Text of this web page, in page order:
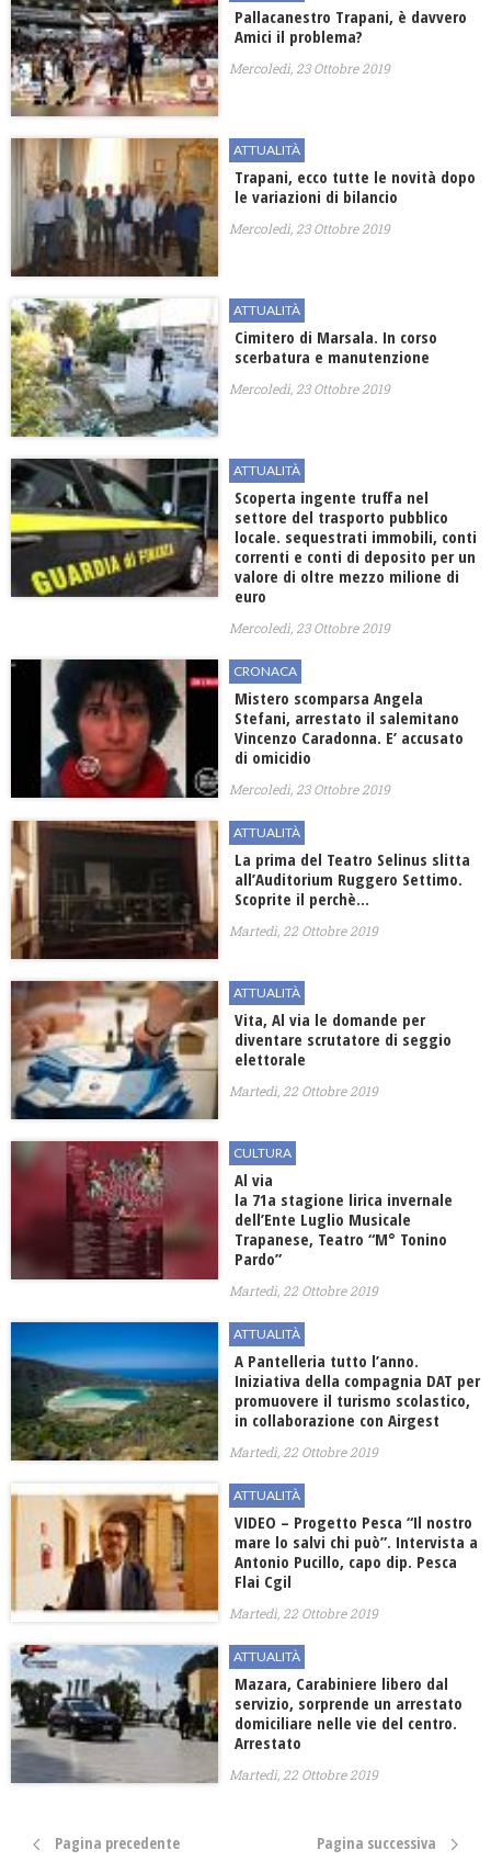
Pallacanestro Trapani, è davvero
Amici il problema?
Mercoledì, 23 Ottobre 2019
ATTUALITÀ
Trapani, ecco tutte le novità dopo
le variazioni di bilancio
Mercoledì, 23 Ottobre 2019
ATTUALITÀ
Cimitero di Marsala. In corso
scerbatura e manutenzione
Mercoledì, 23 Ottobre 2019
ATTUALITÀ
Scoperta ingente truffa nel
settore del trasporto pubblico
locale. sequestrati immobili, conti
correnti e conti di deposito per un
valore di oltre mezzo milione di
euro
Mercoledì, 23 Ottobre 2019
CRONACA
Mistero scomparsa Angela
Stefani, arrestato il salemitano
Vincenzo Caradonna. E’ accusato
di omicidio
Mercoledì, 23 Ottobre 2019
ATTUALITÀ
La prima del Teatro Selinus slitta
all’Auditorium Ruggero Settimo.
Scoprite il perchè…
Martedì, 22 Ottobre 2019
ATTUALITÀ
Vita, Al via le domande per
diventare scrutatore di seggio
elettorale
Martedì, 22 Ottobre 2019
CULTURA
Al via
la 71a stagione lirica invernale
dell’Ente Luglio Musicale
Trapanese, Teatro “M° Tonino
Pardo”
Martedì, 22 Ottobre 2019
ATTUALITÀ
A Pantelleria tutto l’anno.
Iniziativa della compagnia DAT per
promuovere il turismo scolastico,
in collaborazione con Airgest
Martedì, 22 Ottobre 2019
ATTUALITÀ
VIDEO – Progetto Pesca “Il nostro
mare lo salvi chi può”. Intervista a
Antonio Pucillo, capo dip. Pesca
Flai Cgil
Martedì, 22 Ottobre 2019
ATTUALITÀ
Mazara, Carabiniere libero dal
servizio, sorprende un arrestato
domiciliare nelle vie del centro.
Arrestato
Martedì, 22 Ottobre 2019
Pagina precedente Pagina successiva